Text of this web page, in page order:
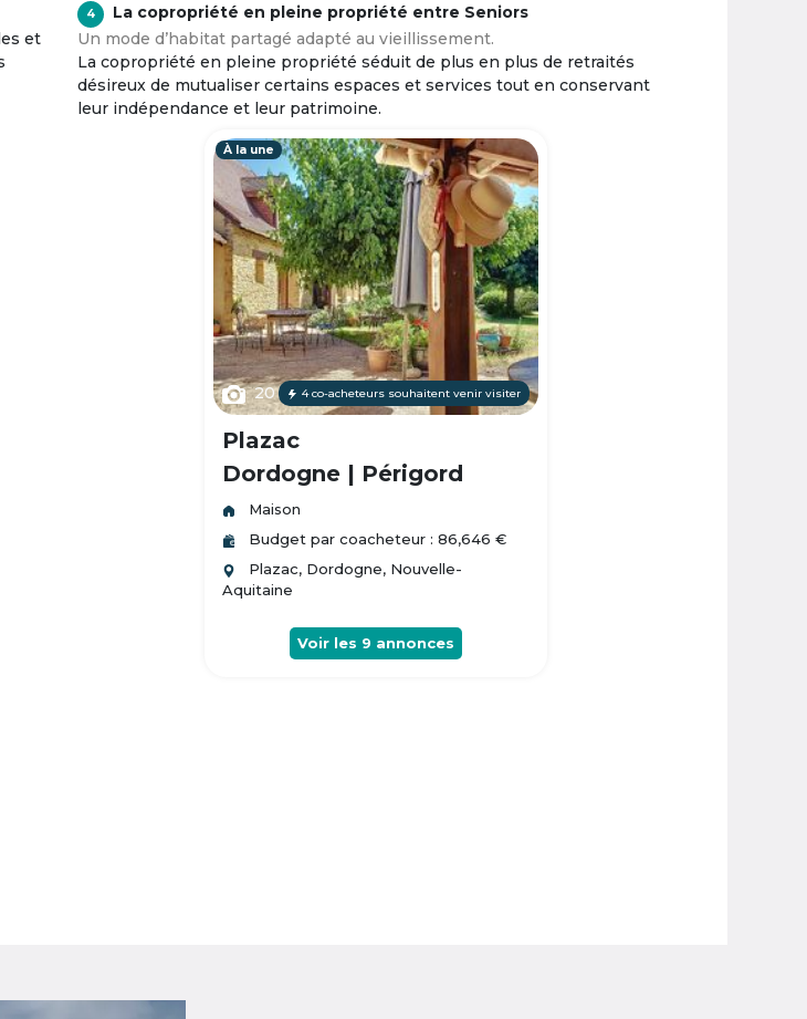
et
4
La copropriété en pleine propriété entre Seniors
Un mode d’habitat partagé adapté au vieillissement.
La copropriété en pleine propriété séduit de plus en plus de retraités
désireux de mutualiser certains espaces et services tout en conservant
leur indépendance et leur patrimoine.
À la une
20 4 co-acheteurs souhaitent venir visiter
Plazac
Dordogne | Périgord
Maison
Budget par coacheteur : 86,646 €
Plazac, Dordogne, Nouvelle-
Aquitaine
Voir les 9 annonces